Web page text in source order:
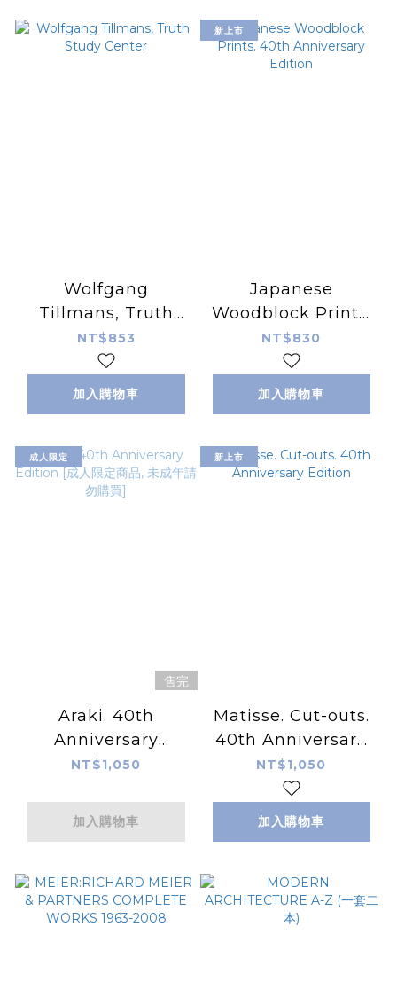
Wolfgang
Tillmans, Truth
Study Center
NT$853
加入購物車
新上市
Japanese
Woodblock Prints.
40th Anniversary
Edition
NT$830
加入購物車
成人限定
售完
Araki. 40th
Anniversary
Edition [成人限定商
NT$1,050
加入購物車
新上市
Matisse. Cut-outs.
40th Anniversary
Edition
NT$1,050
加入購物車